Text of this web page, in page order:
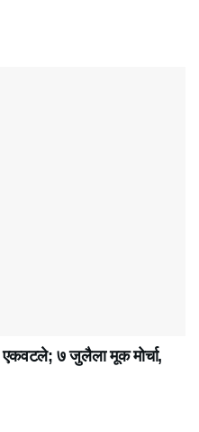
एकवटले; ७ जुलैला मूक मोर्चा,